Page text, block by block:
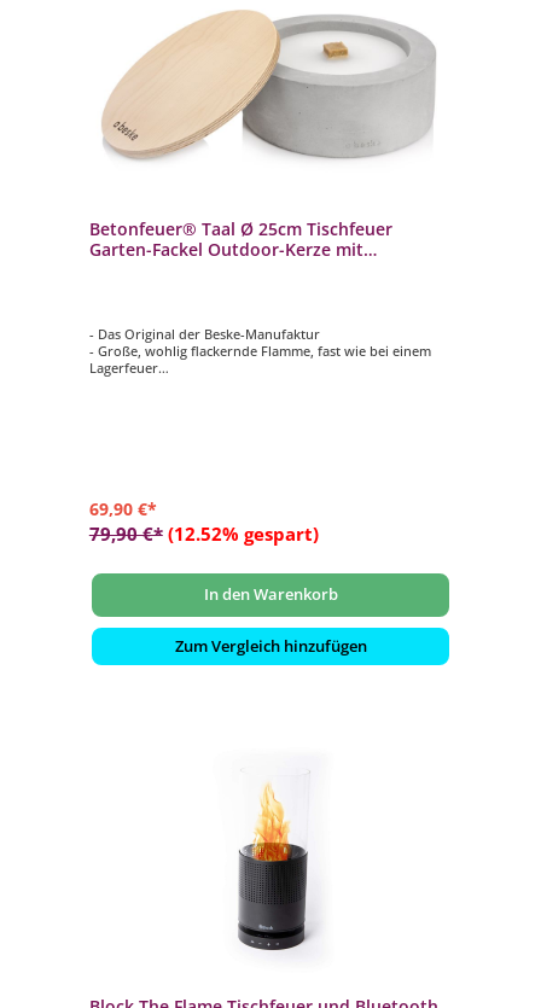
Betonfeuer® Taal Ø 25cm Tischfeuer
Garten-Fackel Outdoor-Kerze mit
- Das Original der Beske-Manufaktur
- Große, wohlig flackernde Flamme, fast wie bei einem
Lagerfeuer
69,90 €*
79,90 €* (12.52% gespart)
In den Warenkorb
Zum Vergleich hinzufügen